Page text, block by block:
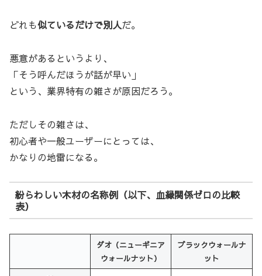
どれも似ているだけで別人だ。
悪意があるというより、
「そう呼んだほうが話が早い」
という、業界特有の雑さが原因だろう。
ただしその雑さは、
初心者や一般ユーザーにとっては、
かなりの地雷になる。
紛らわしい木材の名称例（以下、血縁関係ゼロの比較
表）
ダオ（ニューギニア
ウォールナット）
ブラックウォールナ
ット